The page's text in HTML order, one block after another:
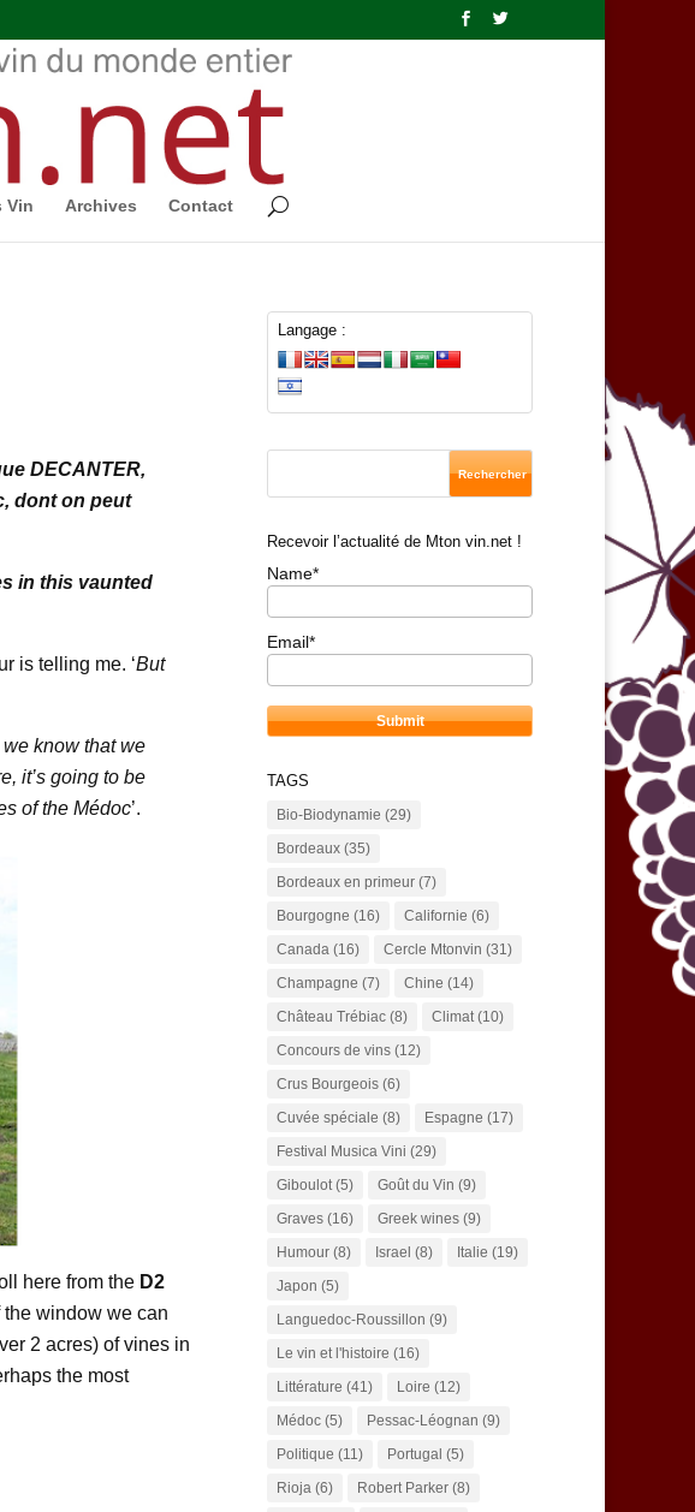
Vin Archives Contact
DECANTER,
dont on peut
in this vaunted
is telling me. ‘But
know that we
it’s going to be
of the Médoc’.
here from the D2
window we can
2 acres) of vines in
the most
Langage :
Recevoir l’actualité de Mton vin.net !
Name*
Email*
TAGS
Bio-Biodynamie (29)
Bordeaux(35)
Bordeaux en primeur(7)
Bourgogne (16) Californie (6)
Canada(16) Cercle Mtonvin (31)
Champagne (7) Chine (14)
Château Trébiac(8) Climat(10)
Concours de vins(12)
Crus Bourgeois(6)
Cuvée spéciale (8) Espagne (17)
Festival Musica Vini (29)
Giboulot(5) Goût du Vin (9)
Graves(16) Greek wines(9)
Humour(8) Israel (8) Italie (19)
Japon (5)
Languedoc-Roussillon (9)
Le vin et l'histoire (16)
Littérature (41) Loire (12)
Médoc(5) Pessac-Léognan (9)
Politique (11) Portugal (5)
Rioja(6) Robert Parker(8)